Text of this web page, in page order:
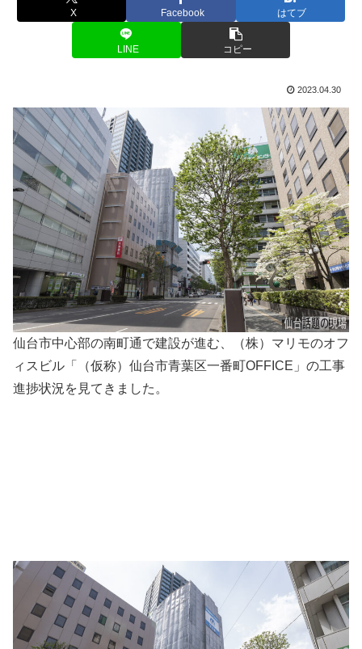
X Facebook はてブ
LINE コピー
2023.04.30
仙台市中心部の南町通で建設が進む、（株）マリモのオフ
ィスビル「（仮称）仙台市青葉区一番町OFFICE」の工事
進捗状況を見てきました。